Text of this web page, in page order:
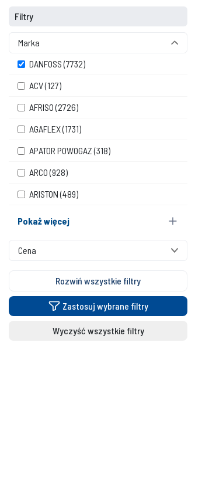
Filtry
Marka
DANFOSS(7732)
ACV(127)
AFRISO(2726)
AGAFLEX(1731)
APATOR POWOGAZ(318)
ARCO(928)
ARISTON(489)
Pokaż więcej
Cena
Rozwiń wszystkie filtry
Zastosuj wybrane filtry
Wyczyść wszystkie filtry